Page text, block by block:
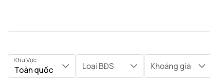
Khu Vực
Toàn quốc Loại BĐS Khoảng giá